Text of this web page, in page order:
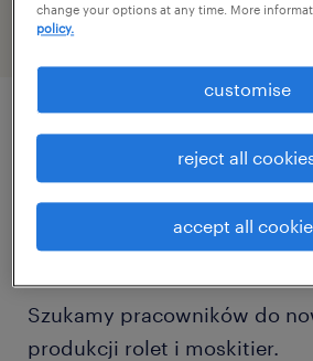
описание должности
Masz oko do detali i lubisz
zadania? Dołącz do naszego
Szukamy pracowników do
produkcji rolet i moskitier.
change your options at any time. More
policy.
accept all
reject all
customise